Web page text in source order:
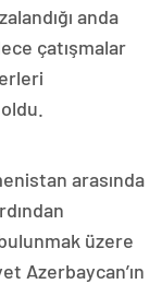
anda
çatışmalar
arasında
üzere
Azerbaycan’ın